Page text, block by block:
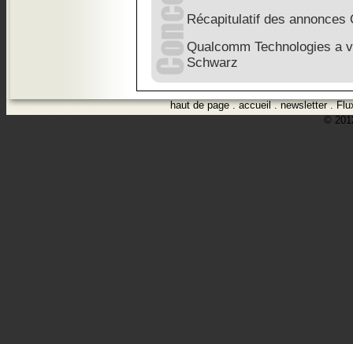
Récapitulatif des annonces
Qualcomm Technologies a
Schwarz
haut de page.accueil.newsletter.
©